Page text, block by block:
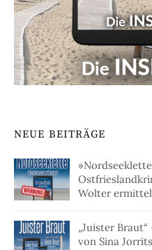
NEUE BEITRÄGE
Wolter
„Juister
von Sina